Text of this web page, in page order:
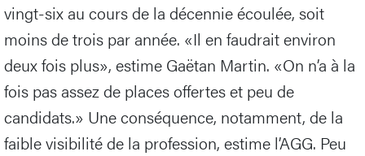
vingt-six au cours de la décennie écoulée, soit
moins de trois par année. «Il en faudrait environ
deux fois plus», estime Gaëtan Martin. «On n’a à la
fois pas assez de places offertes et peu de
candidats.» Une conséquence, notamment, de la
faible visibilité de la profession, estime l’AGG. Peu